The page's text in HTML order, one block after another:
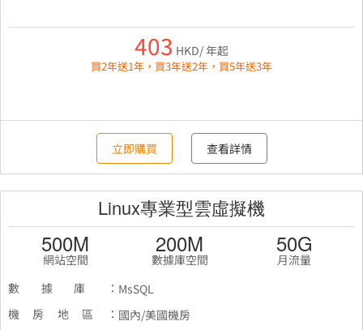
403 HKD/ 年起
買2年送1年，買3年送2年，買5年送3年
立即購買 查看詳情
Linux專業型雲虛擬機
500M
網站空間
200M
數據庫空間
50G
月流量
數據庫： MsSQL
機房地區： 國內/美國機房